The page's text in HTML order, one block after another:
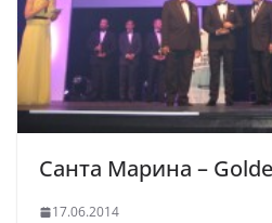
Санта Марина –
17.06.2014